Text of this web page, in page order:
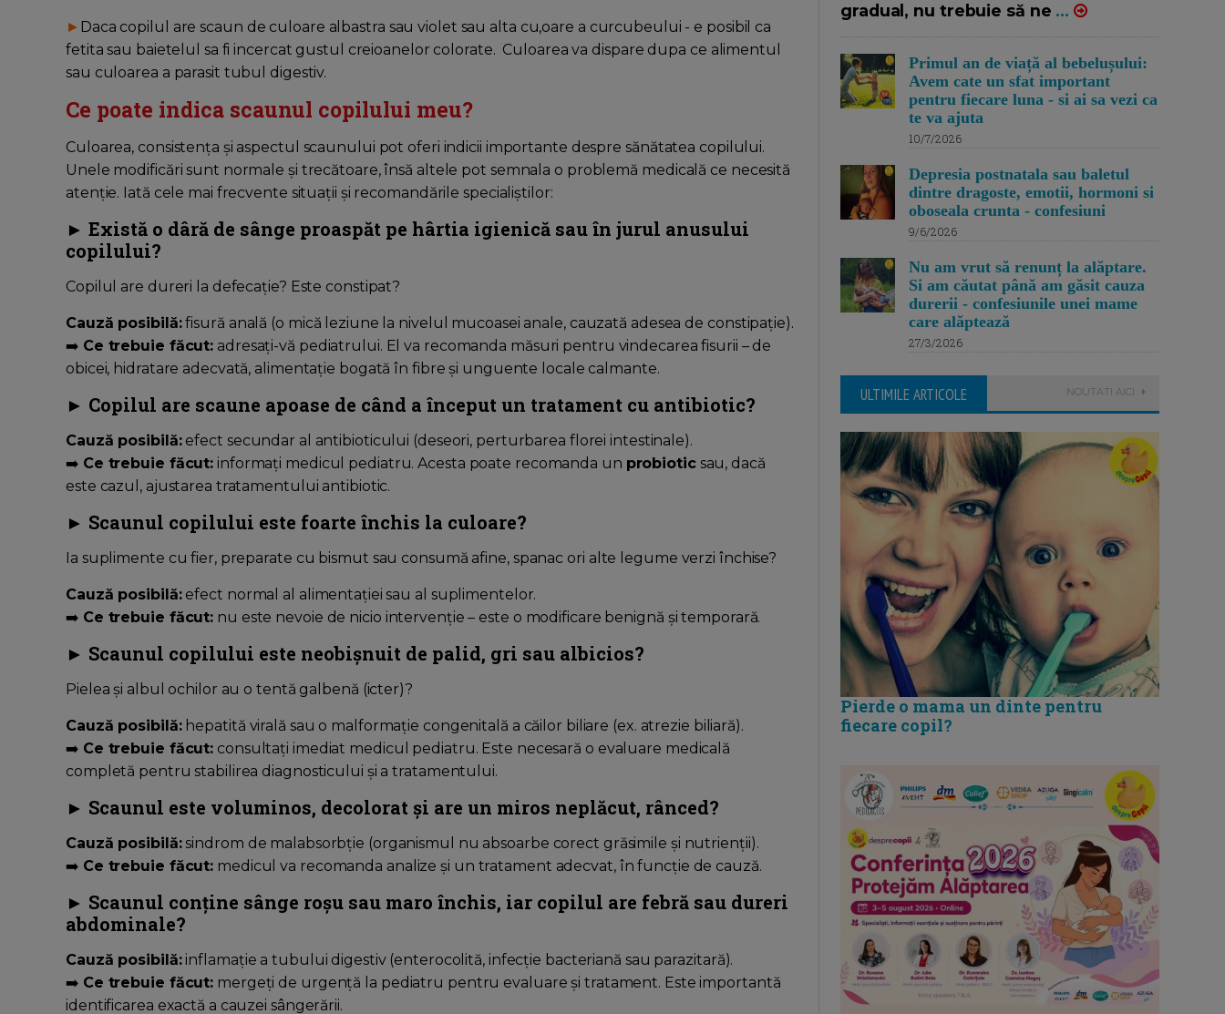
► Daca copilul are scaun de culoare albastra sau violet sau alta cu,oare a curcubeului - e posibil ca
fetita sau baietelul sa fi incercat gustul creioanelor colorate. Culoarea va dispare dupa ce alimentul
sau culoarea a parasit tubul digestiv.
Ce poate indica scaunul copilului meu?
Culoarea, consistența și aspectul scaunului pot oferi indicii importante despre sănătatea copilului.
Unele modificări sunt normale și trecătoare, însă altele pot semnala o problemă medicală ce necesită
atenție. Iată cele mai frecvente situații și recomandările specialiștilor:
► Există o dâră de sânge proaspăt pe hârtia igienică sau în jurul anusului
copilului?
Copilul are dureri la defecație? Este constipat?
Cauză posibilă:fisură anală (o mică leziune la nivelul mucoasei anale, cauzată adesea de constipație).
➡️ Ce trebuie făcut: adresați-vă pediatrului. El va recomanda măsuri pentru vindecarea fisurii – de
obicei, hidratare adecvată, alimentație bogată în fibre și unguente locale calmante.
► Copilul are scaune apoase de când a început un tratament cu antibiotic?
Cauză posibilă:efect secundar al antibioticului (deseori, perturbarea florei intestinale).
➡️ Ce trebuie făcut: informați medicul pediatru. Acesta poate recomanda un probioticsau, dacă
este cazul, ajustarea tratamentului antibiotic.
► Scaunul copilului este foarte închis la culoare?
Ia suplimente cu fier, preparate cu bismut sau consumă afine, spanac ori alte legume verzi închise?
Cauză posibilă:efect normal al alimentației sau al suplimentelor.
➡️ Ce trebuie făcut: nu este nevoie de nicio intervenție – este o modificare benignă și temporară.
► Scaunul copilului este neobișnuit de palid, gri sau albicios?
Pielea și albul ochilor au o tentă galbenă (icter)?
Cauză posibilă:hepatită virală sau o malformație congenitală a căilor biliare (ex. atrezie biliară).
➡️ Ce trebuie făcut: consultați imediat medicul pediatru. Este necesară o evaluare medicală
completă pentru stabilirea diagnosticului și a tratamentului.
► Scaunul este voluminos, decolorat și are un miros neplăcut, rânced?
Cauză posibilă:sindrom de malabsorbție (organismul nu absoarbe corect grăsimile și nutrienții).
➡️ Ce trebuie făcut: medicul va recomanda analize și un tratament adecvat, în funcție de cauză.
► Scaunul conține sânge roșu sau maro închis, iar copilul are febră sau dureri
abdominale?
Cauză posibilă:inflamație a tubului digestiv (enterocolită, infecție bacteriană sau parazitară).
➡️ Ce trebuie făcut: mergeți de urgență la pediatru pentru evaluare și tratament. Este importantă
identificarea exactă a cauzei sângerării.
gradual, nu trebuie să ne ...
Primul an de viață al bebelușului:
Avem cate un sfat important
pentru fiecare luna - si ai sa vezi ca
te va ajuta
10/7/2026
Depresia postnatala sau baletul
dintre dragoste, emotii, hormoni si
oboseala crunta - confesiuni
9/6/2026
Nu am vrut să renunț la alăptare.
Si am căutat până am găsit cauza
durerii - confesiunile unei mame
care alăptează
27/3/2026
ULTIMILE ARTICOLE NOUTATI AICI
Pierde o mama un dinte pentru
fiecare copil?